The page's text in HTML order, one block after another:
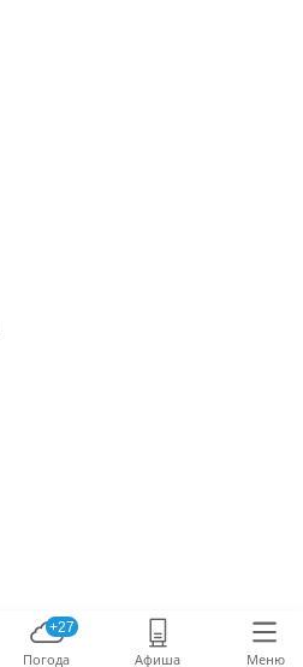
+27
Погода Афиша Меню